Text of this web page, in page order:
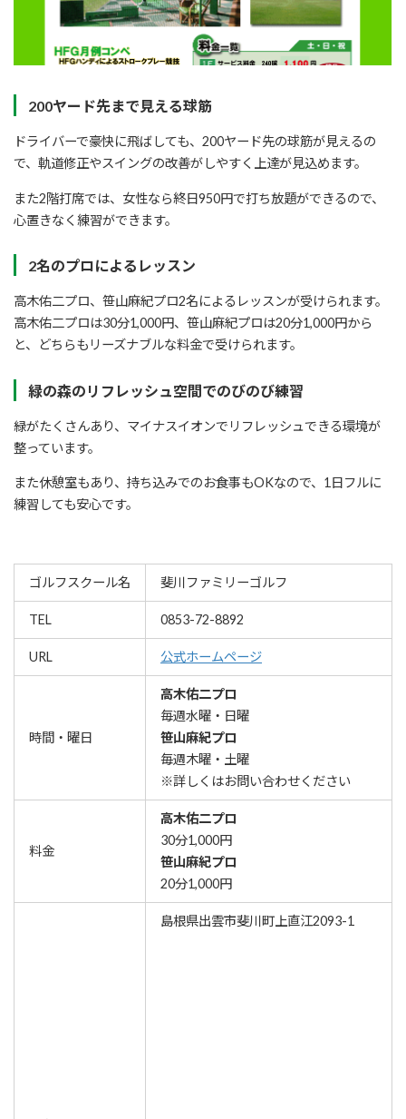
200ヤード先まで見える球筋
ドライバーで豪快に飛ばしても、200ヤード先の球筋が見えるの
で、軌道修正やスイングの改善がしやすく上達が見込めます。
また2階打席では、女性なら終日950円で打ち放題ができるので、
心置きなく練習ができます。
2名のプロによるレッスン
高木佑二プロ、笹山麻紀プロ2名によるレッスンが受けられます。
高木佑二プロは30分1,000円、笹山麻紀プロは20分1,000円から
と、どちらもリーズナブルな料金で受けられます。
緑の森のリフレッシュ空間でのびのび練習
緑がたくさんあり、マイナスイオンでリフレッシュできる環境が
整っています。
また休憩室もあり、持ち込みでのお食事もOKなので、1日フルに
練習しても安心です。
ゴルフスクール名 斐川ファミリーゴルフ
TEL 0853-72-8892
URL 公式ホームページ
時間・曜日
高木佑二プロ
毎週水曜・日曜
笹山麻紀プロ
毎週木曜・土曜
※詳しくはお問い合わせください
料金
高木佑二プロ
30分1,000円
笹山麻紀プロ
20分1,000円
島根県出雲市斐川町上直江2093-1